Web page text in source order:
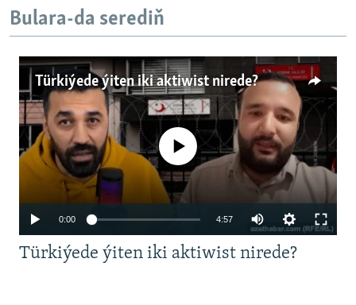
Bulara-da serediň
Türkiýede ýiten iki aktiwist nirede?
No media source currently available
0:00 4:57
240p
Türkiýede ýiten iki aktiwist nirede?